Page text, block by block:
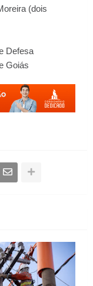
(dois
Defesa
Goiás